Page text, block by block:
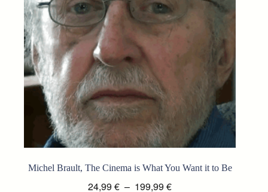
sur
la
page
du
produit
Michel Brault, The Cinema is What You Want it to Be
24,99€ – 199,99€Plage